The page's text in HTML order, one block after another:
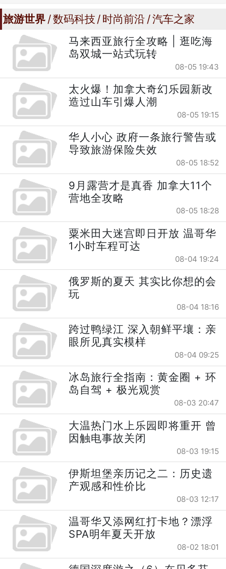
旅游世界 数码科技 时尚前沿 汽车之家
马来西亚旅行全攻略 | 逛吃海
岛双城一站式玩转
08-05 19:43
太火爆！加拿大奇幻乐园新改
造过山车引爆人潮
08-05 19:15
华人小心 政府一条旅行警告或
导致旅游保险失效
08-05 18:52
9月露营才是真香 加拿大11个
营地全攻略
08-05 18:28
粟米田大迷宫即日开放 温哥华
1小时车程可达
08-04 19:24
俄罗斯的夏天 其实比你想的会
玩
08-04 18:16
跨过鸭绿江 深入朝鲜平壤：亲
眼所见真实模样
08-04 09:25
冰岛旅行全指南：黄金圈 + 环
岛自驾 + 极光观赏
08-03 20:47
大温热门水上乐园即将重开 曾
因触电事故关闭
08-03 19:15
伊斯坦堡亲历记之二：历史遗
产观感和性价比
08-03 12:17
温哥华又添网红打卡地？漂浮
SPA明年夏天开放
08-02 18:01